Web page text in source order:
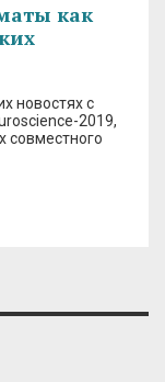
как
новостях с
2019,
совместного